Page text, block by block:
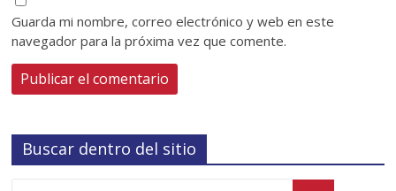
Guarda mi nombre, correo electrónico y web en este
navegador para la próxima vez que comente.
Buscar dentro del sitio